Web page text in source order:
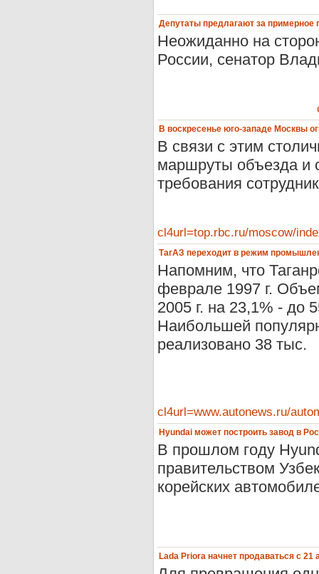
Депутаты предлагают за примерное
Неожиданно на
России, сенатор
В воскресенье юго-западе Москвы
В связи с этим
маршруты объезда и
требования
cl4url=top.rbc.ru/moscow/
ТагАЗ переходит в режим
Напомним, что
феврале 1997 г.
2005 г. на 23,1% - до
Наибольшей
реализовано 38 тыс.
cl4url=www.autonews.ru/
Hyundai может построить завод в
В прошлом году
правительством
корейских
Lada Priora начнет продаваться с